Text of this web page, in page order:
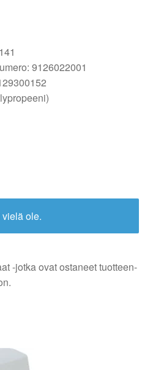
9126022001
ole.
-jotka ovat ostaneet tuotteen-